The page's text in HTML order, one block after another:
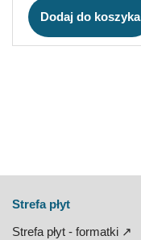
Dodaj do koszyka
Strefa płyt
Strefa płyt - formatki ↗